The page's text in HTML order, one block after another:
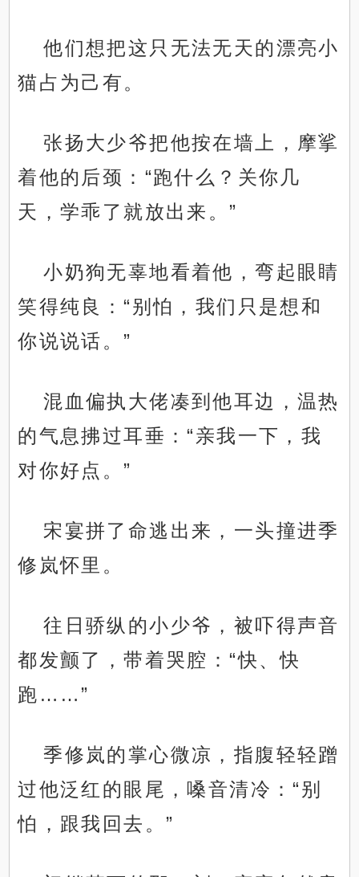
他们想把这只无法无天的漂亮小
猫占为己有。
张扬大少爷把他按在墙上，摩挲
着他的后颈：“跑什么？关你几
天，学乖了就放出来。”
小奶狗无辜地看着他，弯起眼睛
笑得纯良：“别怕，我们只是想和
你说说话。”
混血偏执大佬凑到他耳边，温热
的气息拂过耳垂：“亲我一下，我
对你好点。”
宋宴拼了命逃出来，一头撞进季
修岚怀里。
往日骄纵的小少爷，被吓得声音
都发颤了，带着哭腔：“快、快
跑……”
季修岚的掌心微凉，指腹轻轻蹭
过他泛红的眼尾，嗓音清冷：“别
怕，跟我回去。”